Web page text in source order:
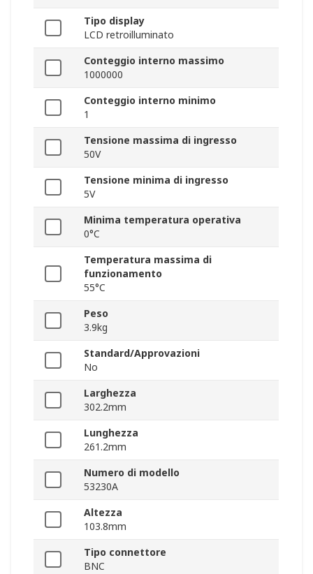
Tipo display
LCD retroilluminato
Conteggio interno massimo
1000000
Conteggio interno minimo
1
Tensione massima di ingresso
50V
Tensione minima di ingresso
5V
Minima temperatura operativa
0°C
Temperatura massima di
funzionamento
55°C
Peso
3.9kg
Standard/Approvazioni
No
Larghezza
302.2mm
Lunghezza
261.2mm
Numero di modello
53230A
Altezza
103.8mm
Tipo connettore
BNC